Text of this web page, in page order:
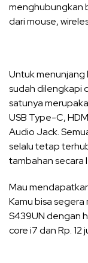
menghubungkan
dari mouse,
Untuk menunjang
sudah dilengkapi
satunya
USB Type-C,
Audio Jack.
selalu tetap
tambahan secara
Mau
Kamu bisa
S439UN dengan
core i7 dan Rp.